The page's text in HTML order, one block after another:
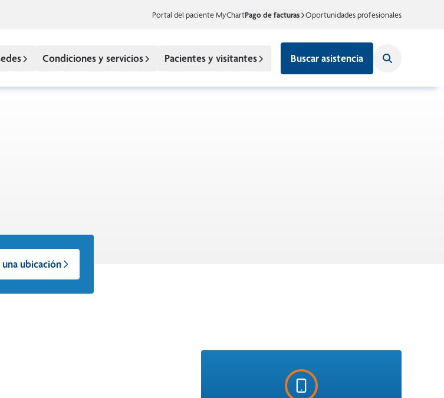
Portal del paciente MyChartPago de facturas Oportunidades profesionales
Condiciones y servicios Pacientes y visitantes Buscar asistencia
ubicación